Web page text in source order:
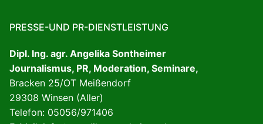
PRESSE-UND PR-DIENSTLEISTUNG
Dipl. Ing. agr. Angelika Sontheimer
Journalismus, PR, Moderation, Seminare,
Bracken 25/OT Meißendorf
29308 Winsen (Aller)
Telefon: 05056/971406